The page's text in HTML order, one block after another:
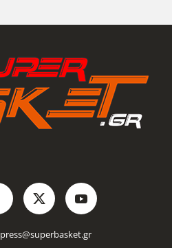
press@superbasket.gr